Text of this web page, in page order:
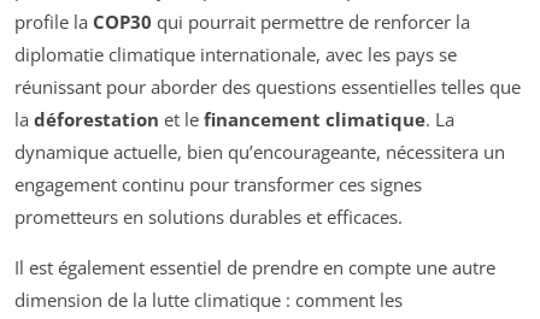
profile la COP30 qui pourrait permettre de renforcer la
diplomatie climatique internationale, avec les pays se
réunissant pour aborder des questions essentielles telles que
la déforestation et le financement climatique. La
dynamique actuelle, bien qu’encourageante, nécessitera un
engagement continu pour transformer ces signes
prometteurs en solutions durables et efficaces.
Il est également essentiel de prendre en compte une autre
dimension de la lutte climatique : comment les